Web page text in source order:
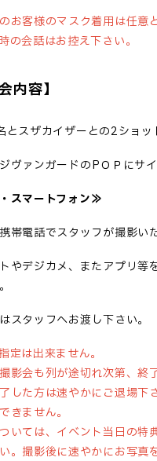
お客様のマスク着用は任意
の会話はお控え下さい。
内容】
とスザカイザーとの2ショッ
ヴァンガードのPＯＰにサ
スマートフォン≫
帯電話でスタッフが撮影い
やデジカメ、またアプリ等
スタッフへお渡し下さい。
定は出来ません。
影会も列が途切れ次第、終
した方は速やかにご退場下
きません。
いては、イベント当日の特
。撮影後に速やかにお写真